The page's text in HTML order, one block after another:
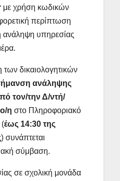
με χρήση κωδικών
περίπτωση
ανάληψη υπηρεσίας
δικαιολογητικών
ανάληψης
τον/την Δ/ντή/
η στο Πληροφοριακό
(έως 14:30 της
) συνάπτεται
σύμβαση.
σε σχολική μονάδα